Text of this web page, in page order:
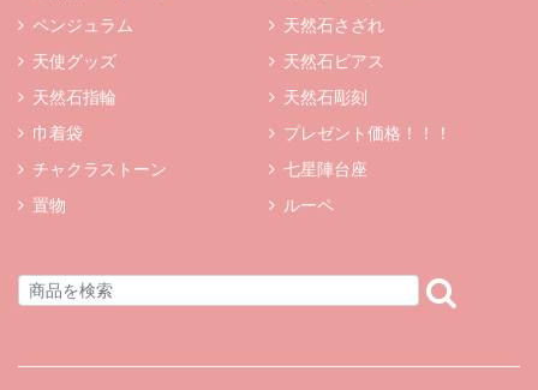
ペンジュラム
天然石さざれ
天使グッズ
天然石ピアス
天然石指輪
天然石彫刻
巾着袋
プレゼント価格！！！
チャクラストーン
七星陣台座
置物
ルーペ